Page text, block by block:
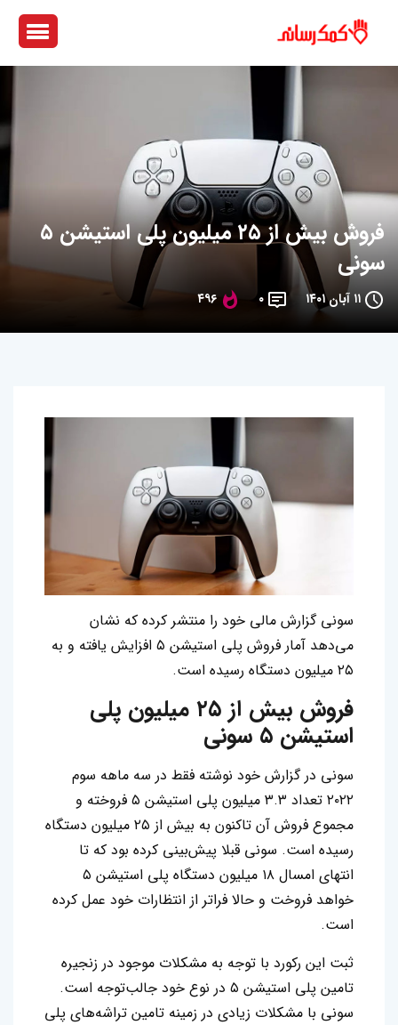
فروش بیش از ۲۵ میلیون پلی استیشن ۵
سونی
۱۱ آبان ۱۴۰۱ ۰ ۴۹۶
سونی گزارش مالی خود را منتشر کرده که نشان
می‌دهد آمار فروش پلی استیشن ۵ افزایش یافته و به
۲۵ میلیون دستگاه رسیده است.
فروش بیش از ۲۵ میلیون پلی
استیشن ۵ سونی
سونی در گزارش خود نوشته فقط در سه ماهه سوم
۲۰۲۲ تعداد ۳.۳ میلیون پلی استیشن ۵ فروخته و
مجموع فروش آن تاکنون به بیش از ۲۵ میلیون دستگاه
رسیده است‌. سونی قبلا پیش‌بینی کرده بود که تا
انتهای امسال ۱۸ میلیون دستگاه پلی استیشن ۵
خواهد فروخت و حالا فراتر از انتظارات خود عمل کرده
است.
ثبت این رکورد با توجه به مشکلات موجود در زنجیره
تامین پلی استیشن ۵ در نوع خود جالب‌توجه است.
سونی با مشکلات زیادی در زمینه تامین تراشه‌های پلی